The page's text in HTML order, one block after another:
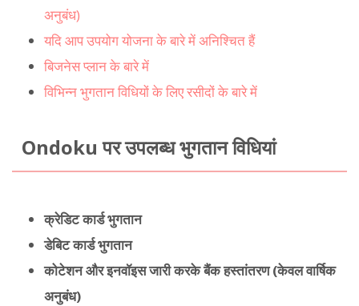
अनुबंध)
यदि आप उपयोग योजना के बारे में अनिश्चित हैं
बिजनेस प्लान के बारे में
विभिन्न भुगतान विधियों के लिए रसीदों के बारे में
Ondoku पर उपलब्ध भुगतान विधियां
क्रेडिट कार्ड भुगतान
डेबिट कार्ड भुगतान
कोटेशन और इनवॉइस जारी करके बैंक हस्तांतरण (केवल वार्षिक
अनुबंध)